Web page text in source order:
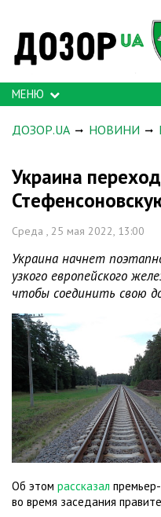
МЕНЮ
ДОЗОР.UA НОВИНИ
Украина
Среда , 25 мая 2022, 13:00
Украина начнет
узкого европейского
чтобы соединить свою
Об этом рассказал
во время заседания